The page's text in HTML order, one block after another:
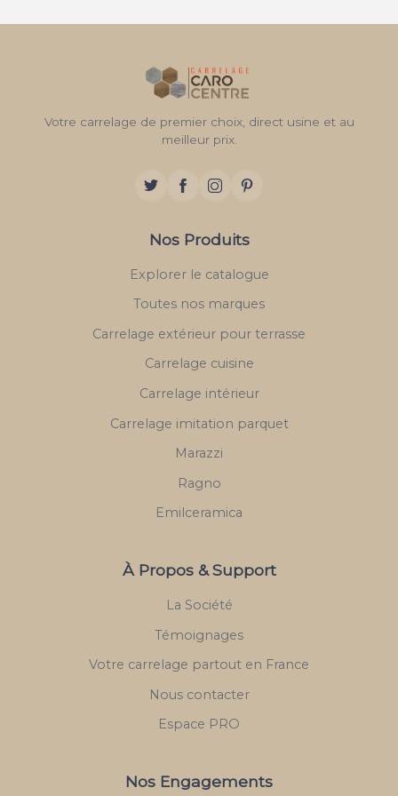
Votre carrelage de premier choix, direct usine et au
meilleur prix.
Nos Produits
Explorer le catalogue
Toutes nos marques
Carrelage extérieur pour terrasse
Carrelage cuisine
Carrelage intérieur
Carrelage imitation parquet
Marazzi
Ragno
Emilceramica
À Propos & Support
La Société
Témoignages
Votre carrelage partout en France
Nous contacter
Espace PRO
Nos Engagements